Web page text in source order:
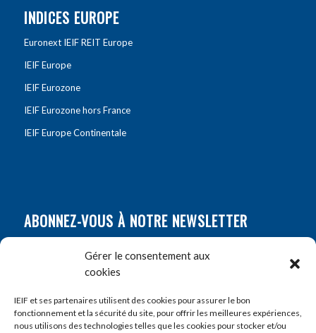
Gérer le consentement aux
cookies
IEIF et ses partenaires utilisent des cookies pour assurer le bon
fonctionnement et la sécurité du site, pour offrir les meilleures expériences,
nous utilisons des technologies telles que les cookies pour stocker et/ou
INDICES EUROPE
Euronext IEIF REIT Europe
IEIF Europe
IEIF Eurozone
IEIF Eurozone hors France
IEIF Europe Continentale
ABONNEZ-VOUS À NOTRE NEWSLETTER
Prénom*